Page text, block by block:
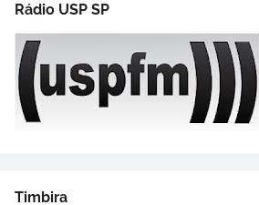
Rádio USP SP
Timbira